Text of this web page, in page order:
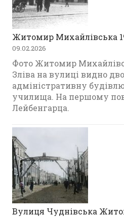
Житомир Михайлівська
09.02.2026
Фото Житомир
Зліва на вулиці видно
адміністративну
училища. На першому
Лейбенгарца.
Вулиця Чуднівська